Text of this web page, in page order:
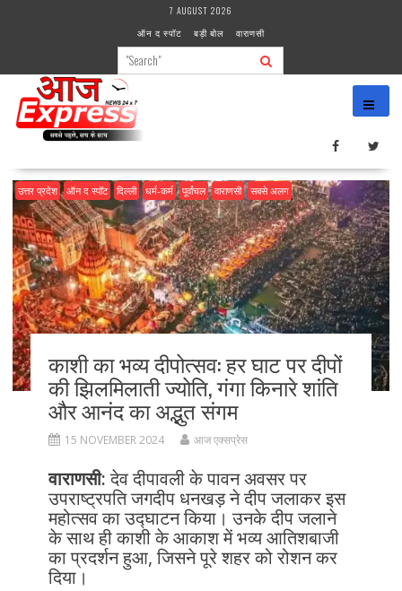
7 AUGUST 2026
ऑन द स्पॉट
बड़ी बोल वाराणसी
उत्तर प्रदेश ऑन द स्पॉट दिल्ली धर्म-कर्म पूर्वांचल वाराणसी सबसे अलग
काशी का भव्य दीपोत्सव: हर घाट पर दीपों
की झिलमिलाती ज्योति, गंगा किनारे शांति
और आनंद का अद्भुत संगम
15 NOVEMBER 2024 आज एक्सप्रेस
वाराणसी:देव दीपावली के पावन अवसर पर
उपराष्ट्रपति जगदीप धनखड़ ने दीप जलाकर इस
महोत्सव का उद्घाटन किया। उनके दीप जलाने
के साथ ही काशी के आकाश में भव्य आतिशबाजी
का प्रदर्शन हुआ, जिसने पूरे शहर को रोशन कर
दिया।